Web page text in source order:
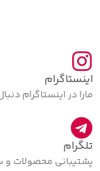
اینستاگرام
مارا در اینستاگرام
تلگرام
پشتیبانی محصولات و